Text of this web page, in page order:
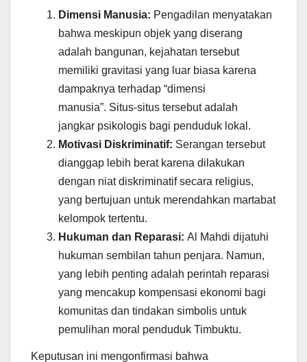
Dimensi Manusia: Pengadilan menyatakan
bahwa meskipun objek yang diserang
adalah bangunan, kejahatan tersebut
memiliki gravitasi yang luar biasa karena
dampaknya terhadap “dimensi
manusia”. Situs-situs tersebut adalah
jangkar psikologis bagi penduduk lokal.
Motivasi Diskriminatif: Serangan tersebut
dianggap lebih berat karena dilakukan
dengan niat diskriminatif secara religius,
yang bertujuan untuk merendahkan martabat
kelompok tertentu.
Hukuman dan Reparasi: Al Mahdi dijatuhi
hukuman sembilan tahun penjara. Namun,
yang lebih penting adalah perintah reparasi
yang mencakup kompensasi ekonomi bagi
komunitas dan tindakan simbolis untuk
pemulihan moral penduduk Timbuktu.
Keputusan ini mengonfirmasi bahwa